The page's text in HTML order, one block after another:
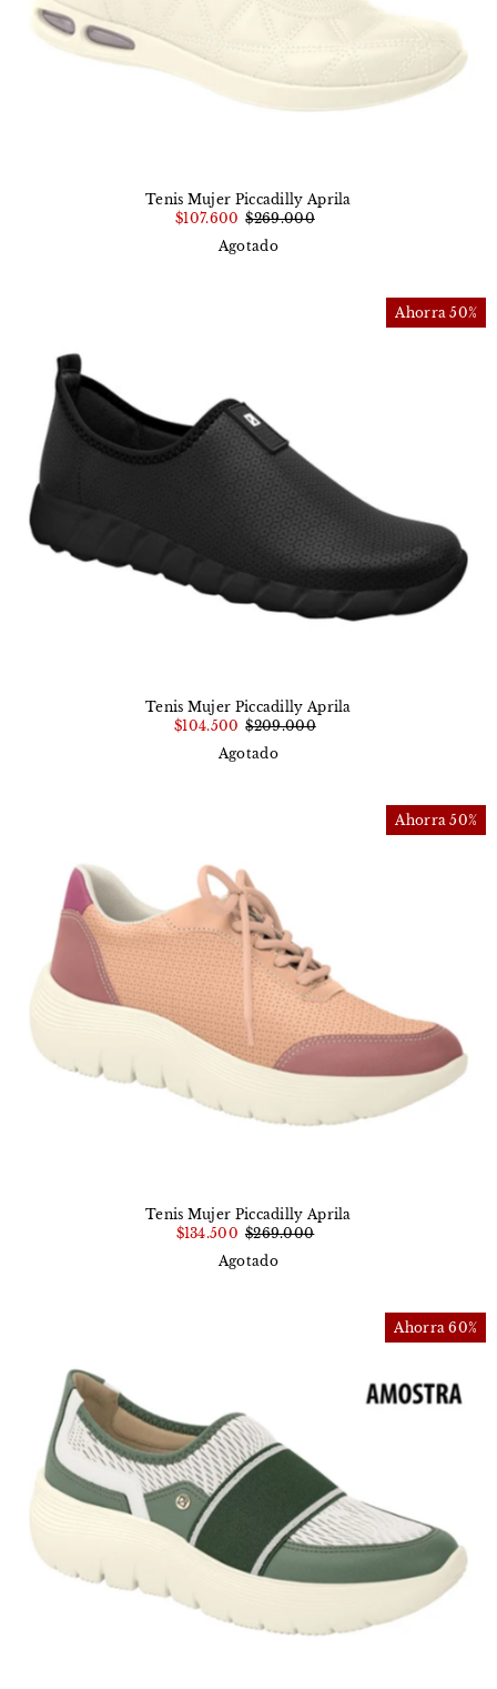
Tenis Mujer Piccadilly Aprila
$107.600 $269.000
Agotado
Ahorra 50%
Tenis Mujer Piccadilly Aprila
$104.500 $209.000
Agotado
Ahorra 50%
Tenis Mujer Piccadilly Aprila
$134.500 $269.000
Agotado
Ahorra 60%